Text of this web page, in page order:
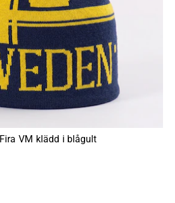
Fira VM klädd i blågult